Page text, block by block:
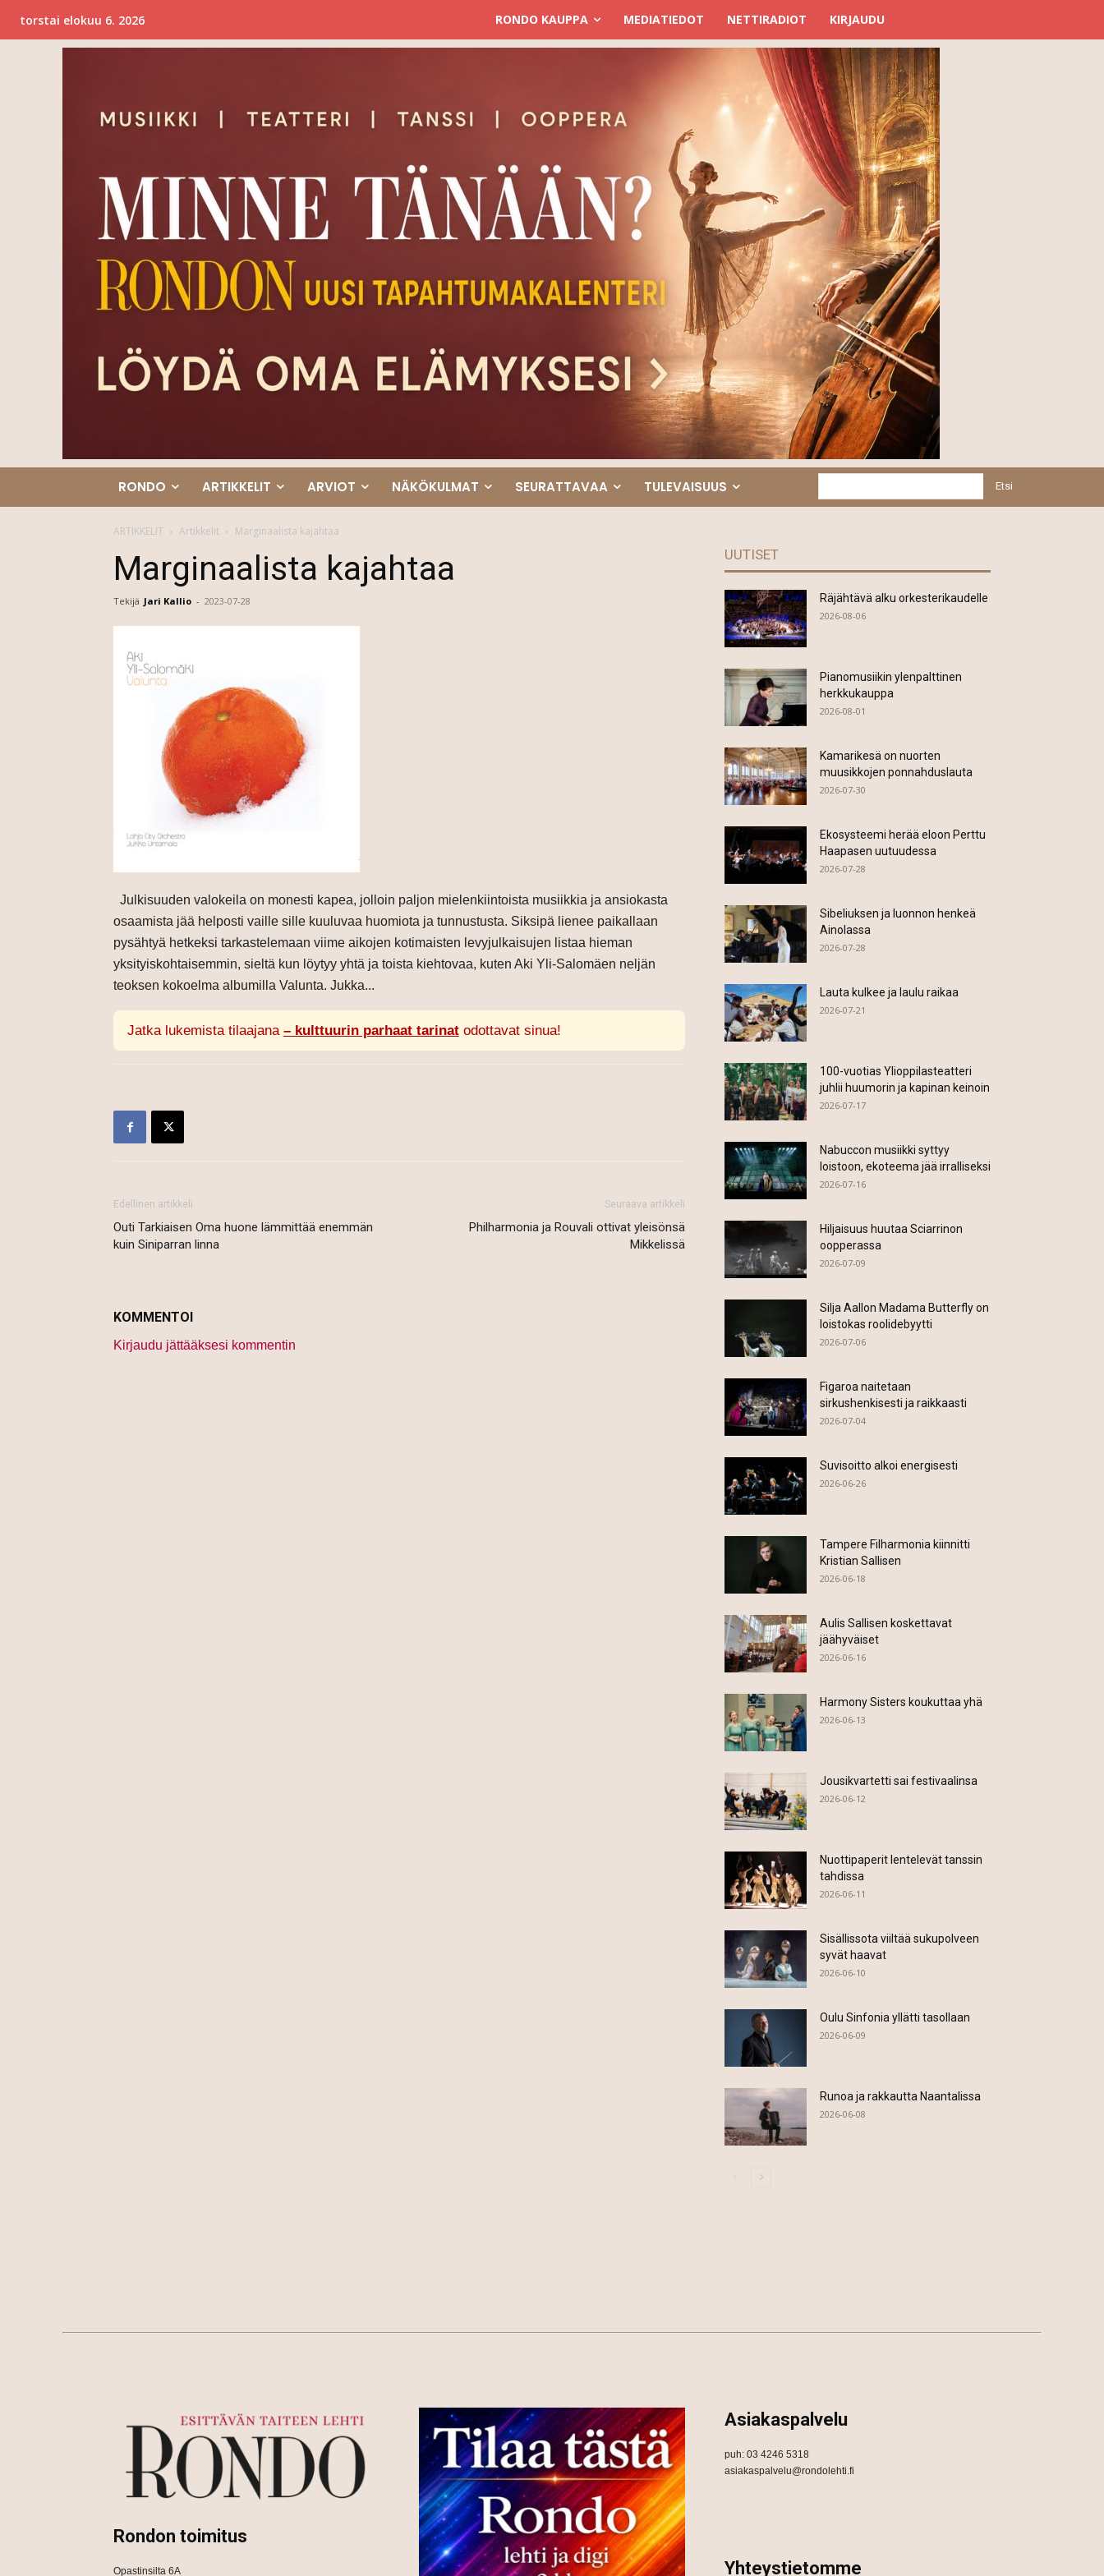
torstai elokuu 6. 2026 RONDO KAUPPA MEDIATIEDOT NETTIRADIOT KIRJAUDU
RONDO ARTIKKELIT ARVIOT NÄKÖKULMAT SEURATTAVAA TULEVAISUUS Etsi
ARTIKKELIT Artikkelit Marginaalista kajahtaa
Marginaalista kajahtaa
Tekijä Jari Kallio - 2023-07-28
Julkisuuden valokeila on monesti kapea, jolloin paljon mielenkiintoista musiikkia ja ansiokasta
osaamista jää helposti vaille sille kuuluvaa huomiota ja tunnustusta. Siksipä lienee paikallaan
pysähtyä hetkeksi tarkastelemaan viime aikojen kotimaisten levyjulkaisujen listaa hieman
yksityiskohtaisemmin, sieltä kun löytyy yhtä ja toista kiehtovaa, kuten Aki Yli-Salomäen neljän
teoksen kokoelma albumilla Valunta. Jukka...
Jatka lukemista tilaajana – kulttuurin parhaat tarinatodottavat sinua!
Edellinen artikkeli
Outi Tarkiaisen Oma huone lämmittää enemmän
kuin Siniparran linna
Seuraava artikkeli
Philharmonia ja Rouvali ottivat yleisönsä
Mikkelissä
KOMMENTOI
Kirjaudu jättääksesi kommentin
UUTISET
Räjähtävä alku orkesterikaudelle
2026-08-06
Pianomusiikin ylenpalttinen
herkkukauppa
2026-08-01
Kamarikesä on nuorten
muusikkojen ponnahduslauta
2026-07-30
Ekosysteemi herää eloon Perttu
Haapasen uutuudessa
2026-07-28
Sibeliuksen ja luonnon henkeä
Ainolassa
2026-07-28
Lauta kulkee ja laulu raikaa
2026-07-21
100-vuotias Ylioppilasteatteri
juhlii huumorin ja kapinan keinoin
2026-07-17
Nabuccon musiikki syttyy
loistoon, ekoteema jää irralliseksi
2026-07-16
Hiljaisuus huutaa Sciarrinon
oopperassa
2026-07-09
Silja Aallon Madama Butterfly on
loistokas roolidebyytti
2026-07-06
Figaroa naitetaan
sirkushenkisesti ja raikkaasti
2026-07-04
Suvisoitto alkoi energisesti
2026-06-26
Tampere Filharmonia kiinnitti
Kristian Sallisen
2026-06-18
Aulis Sallisen koskettavat
jäähyväiset
2026-06-16
Harmony Sisters koukuttaa yhä
2026-06-13
Jousikvartetti sai festivaalinsa
2026-06-12
Nuottipaperit lentelevät tanssin
tahdissa
2026-06-11
Sisällissota viiltää sukupolveen
syvät haavat
2026-06-10
Oulu Sinfonia yllätti tasollaan
2026-06-09
Runoa ja rakkautta Naantalissa
2026-06-08
Rondon toimitus
Opastinsilta 6A
Asiakaspalvelu
puh: 03 4246 5318
asiakaspalvelu@rondolehti.fi
Yhteystietomme